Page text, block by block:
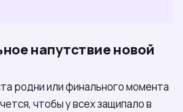
напутствие новой
родни или финального момента
чтобы у всех защипало в